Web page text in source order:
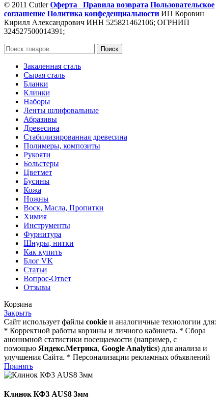
© 2011 CutlerОферта Правила возврата Пользовательское
соглашение Политика конфеденциальности ИП Коровин
Кирилл Александрович ИНН 525821462106; ОГРНИП
324527500014391;
Поиск
Закаленная сталь
Сырая сталь
Бланки
Клинки
Наборы
Ленты шлифовальные
Абразивы
Древесина
Стабилизированная древесина
Полимеры, композиты
Рукояти
Больстеры
Цветмет
Бусины
Кожа
Ножны
Воск, Масла, Пропитки
Химия
Инструменты
Фурнитура
Шнуры, нитки
Как купить
Блог VK
Статьи
Вопрос-Ответ
Отзывы
Корзина
Закрыть
Сайт использует файлы cookie и аналогичные технологии для:
* Корректной работы корзины и личного кабинета. * Сбора
анонимной статистики посещаемости (например, с
помощью Яндекс.Метрика, Google Analytics) для анализа и
улучшения Сайта. * Персонализации рекламных объявлений
Принять
Клинок КФ3 AUS8 3мм